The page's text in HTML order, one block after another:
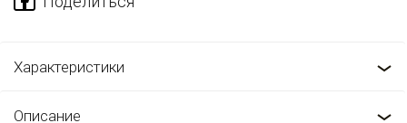
Характеристики
Описание